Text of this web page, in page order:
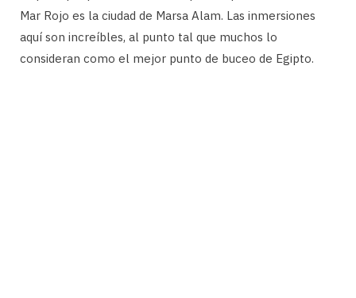
Mar Rojo es la ciudad de Marsa Alam. Las inmersiones
aquí son increíbles, al punto tal que muchos lo
consideran como el mejor punto de buceo de Egipto.